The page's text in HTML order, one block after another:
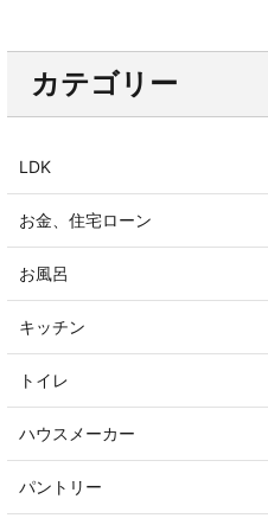
カテゴリー
LDK
お金、住宅ローン
お風呂
キッチン
トイレ
ハウスメーカー
パントリー